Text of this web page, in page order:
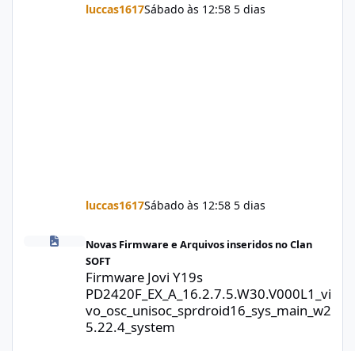
luccas1617Sábado às 12:58 5 dias
luccas1617Sábado às 12:58 5 dias
Novas Firmware e Arquivos inseridos no Clan
SOFT
Firmware Jovi Y19s
PD2420F_EX_A_16.2.7.5.W30.V000L1_vi
vo_osc_unisoc_sprdroid16_sys_main_w2
5.22.4_system